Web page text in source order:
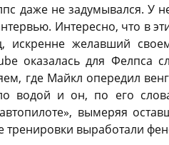
даже не задумывался. У
Интересно, что в
искренне желавший
оказалась для Фелпса
где Майкл опередил
водой и он, по его
вымеряя
выработали